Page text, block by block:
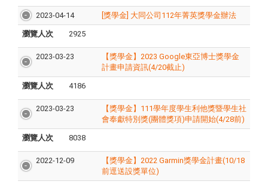
2023-04-14 [獎學金] 大同公司112年菁英獎學金辦法
瀏覽人次 2925
2023-03-23
【獎學金】2023 Google東亞博士獎學金
計畫申請資訊(4/20截止)
瀏覽人次 4186
2023-03-23
【獎學金】111學年度學生利他獎暨學生社
會奉獻特別獎(團體獎項)申請開始(4/28前)
瀏覽人次 8038
2022-12-09
【獎學金】2022 Garmin獎學金計畫(10/18
前逕送設獎單位)